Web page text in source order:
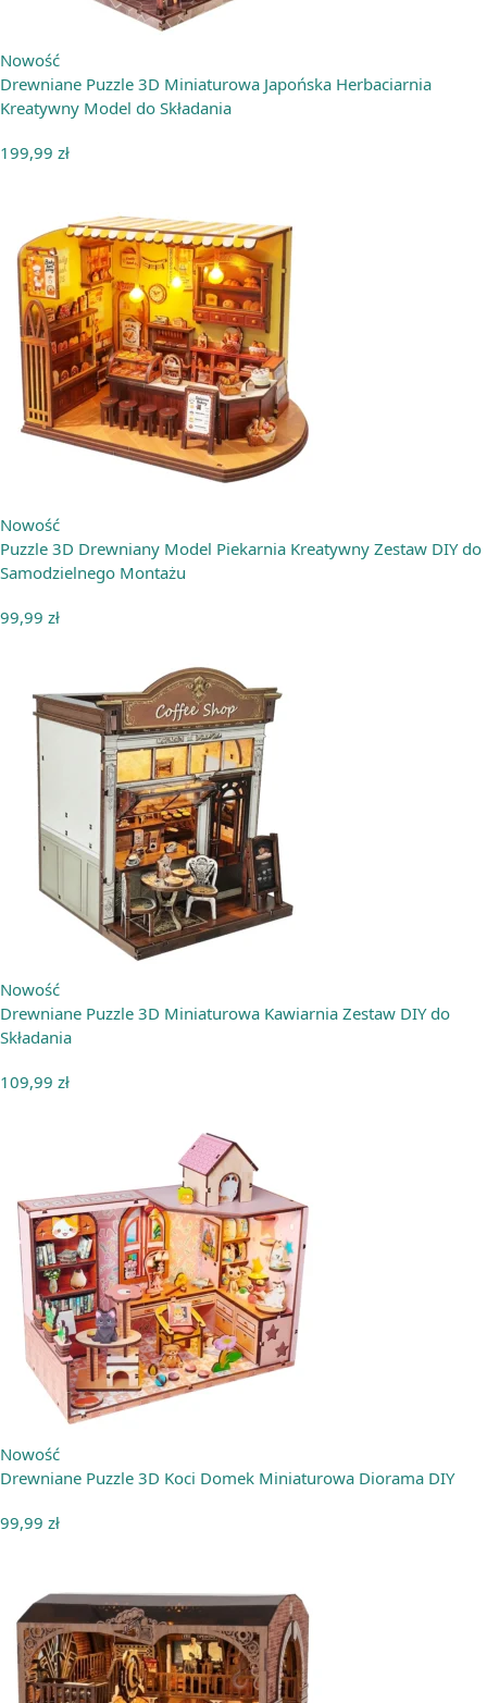
Nowość
Drewniane Puzzle 3D Miniaturowa Japońska Herbaciarnia
Kreatywny Model do Składania
199,99 zł
Nowość
Puzzle 3D Drewniany Model Piekarnia Kreatywny Zestaw DIY do
Samodzielnego Montażu
99,99 zł
Nowość
Drewniane Puzzle 3D Miniaturowa Kawiarnia Zestaw DIY do
Składania
109,99 zł
Nowość
Drewniane Puzzle 3D Koci Domek Miniaturowa Diorama DIY
99,99 zł